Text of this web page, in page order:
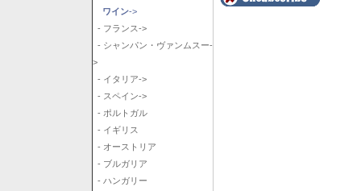
ワイン->
- フランス->
- シャンパン・ヴァンムスー-
>
- イタリア->
- スペイン->
- ポルトガル
- イギリス
- オーストリア
- ブルガリア
- ハンガリー